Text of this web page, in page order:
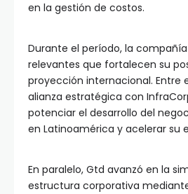
en la gestión de costos.
Durante el período, la
relevantes que fortalecen su
proyección internacional. Entre
alianza estratégica con
potenciar el desarrollo del
en Latinoamérica y acelerar su
En paralelo, Gtd avanzó en la
estructura corporativa